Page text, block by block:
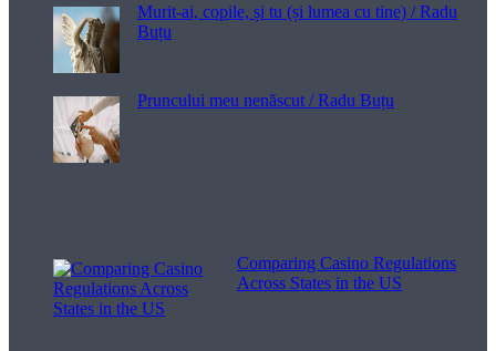
Murit-ai, copile, și tu (și lumea cu tine) / Radu
Buțu
Pruncului meu nenăscut / Radu Buțu
Comparing Casino Regulations
Across States in the US